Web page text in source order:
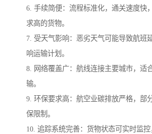
6. 手续简便：流程标准化，通关速度快
求高的货物。
7. 受天气影响：恶劣天气可能导致航班
响运输计划。
8. 网络覆盖广：航线连接主要城市，适
输。
9. 环保要求高：航空业碳排放严格，部
保限制。
10. 追踪系统完善：货物状态可实时监